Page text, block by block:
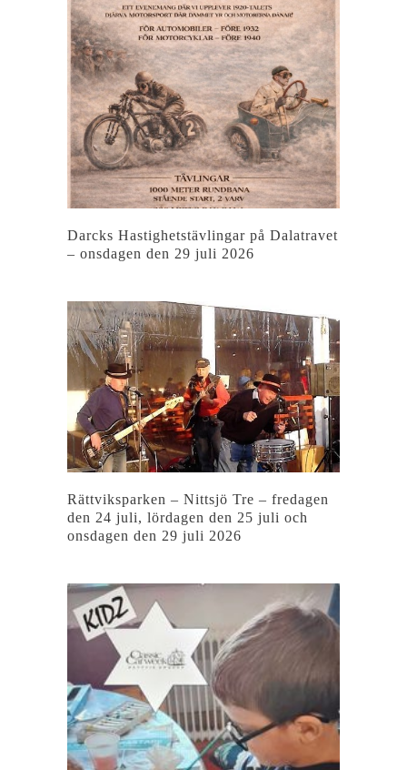
Darcks Hastighetstävlingar på Dalatravet
– onsdagen den 29 juli 2026
Rättviksparken – Nittsjö Tre – fredagen
den 24 juli, lördagen den 25 juli och
onsdagen den 29 juli 2026